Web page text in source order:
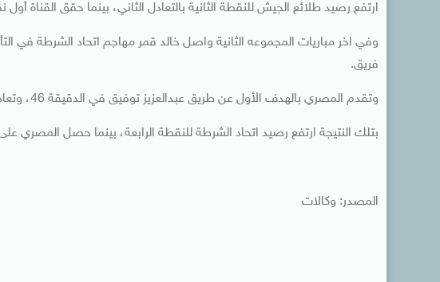
ارتفع رصيد طلائع الجيش للنقطة الثانية بالتعادل الثاني، بينما حقق القناة
وفي اخر مباريات المجموعه الثانية واصل خالد قمر مهاجم اتحاد الشرطة في
فريق.
وتقدم المصري بالهدف الأول عن طريق عبدالعزيز توفيق في الدقيقة 46، وتعادل خالد قمر للشرطة في الدقيقة 62.
بتلك النتيجة ارتفع رصيد اتحاد الشرطة للنقطة الرابعة، بينما حصل المصري
المصدر: وكالات